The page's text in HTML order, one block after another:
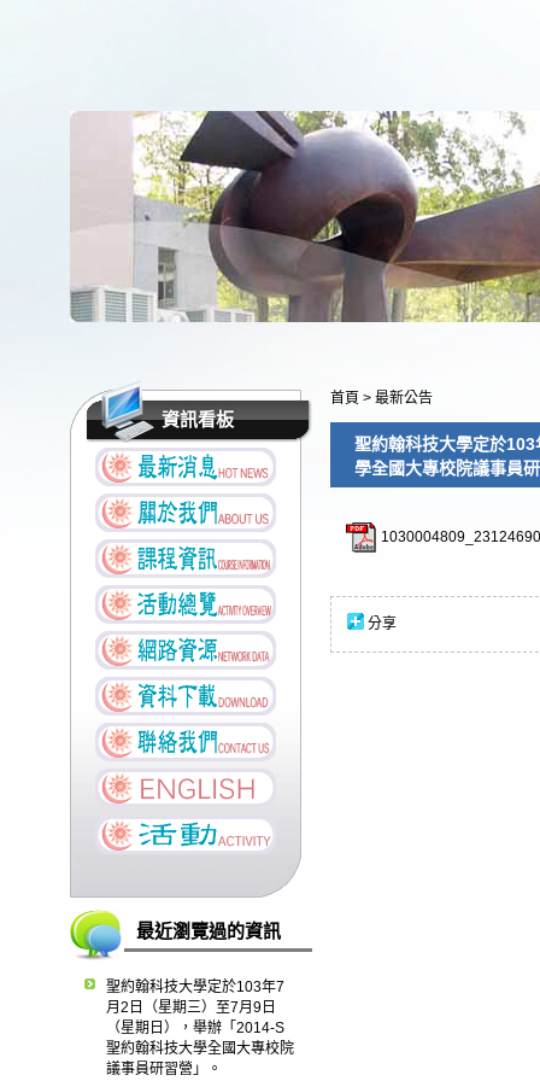
資訊看板
最近瀏覽過的資訊
聖約翰科技大學定於103年7
月2日（星期三）至7月9日
（星期日），舉辦「2014-S
聖約翰科技大學全國大專校院
議事員研習營」。
首頁 > 最新公告
聖約翰科技大學定於
學全國大專校院議事員
分享